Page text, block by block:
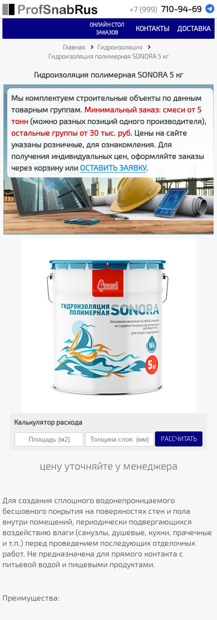
Главная
Гидроизоляция
Гидроизоляция полимерная SONORA 5 кг
Гидроизоляция полимерная SONORA 5 кг
Мы комплектуем строительные объекты по данным
товарным группам. Минимальный заказ: смеси от 5
тонн (можно разных позиций одного производителя),
остальные группы от 30 тыс. руб. Цены на сайте
указаны розничные, для ознакомления. Для
получения индивидуальных цен, оформляйте заказы
через корзину или ОСТАВИТЬ ЗАЯВКУ.
Калькулятор расхода
РАССЧИТАТЬ
цену уточняйте у менеджера
Для создания сплошного водонепроницаемого
бесшовного покрытия на поверхностях стен и пола
внутри помещений, периодически подвергающихся
воздействию влаги (санузлы, душевые, кухни, прачечные
и т.п.) перед проведением последующих отделочных
работ. Не предназначена для прямого контакта с
питьевой водой и пищевыми продуктами.
Преимущества:
+7 (999) 710-94-69
ДОСТАВКА
КОНТАКТЫ
ОНЛАЙН СТОЛ
ЗАКАЗОВ